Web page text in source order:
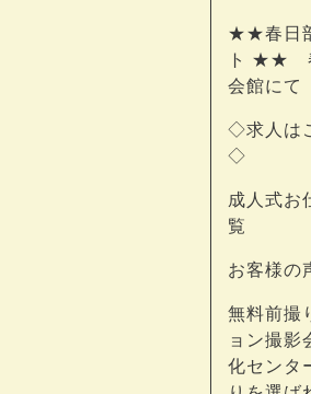
★★春日
ト ★★
会館にて
◇求人は
◇
成人式お
覧
お客様の
無料前撮
ョン撮影
化センタ